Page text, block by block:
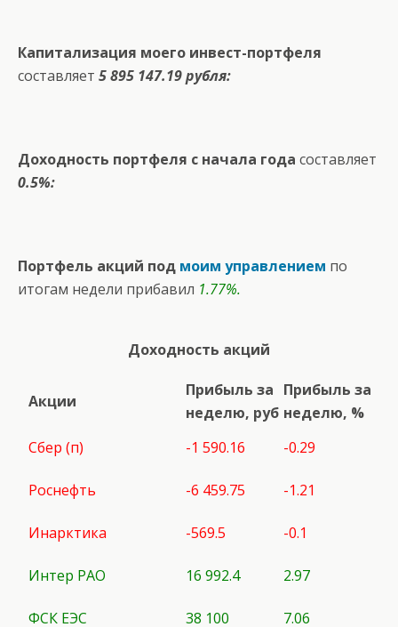
Капитализация моего инвест-портфеля
составляет 5 895 147.19 рубля:
Доходность портфеля с начала года составляет
0.5%:
Портфель акций под моим управлением по
итогам недели прибавил 1.77%.
Доходность акций
Акции
Прибыль за
неделю, руб
Прибыль за
неделю, %
Сбер (п)
-1 590.16 -0.29
Роснефть -6 459.75 -1.21
Инарктика -569.5 -0.1
Интер РАО 16 992.4 2.97
ФСК ЕЭС 38 100 7.06